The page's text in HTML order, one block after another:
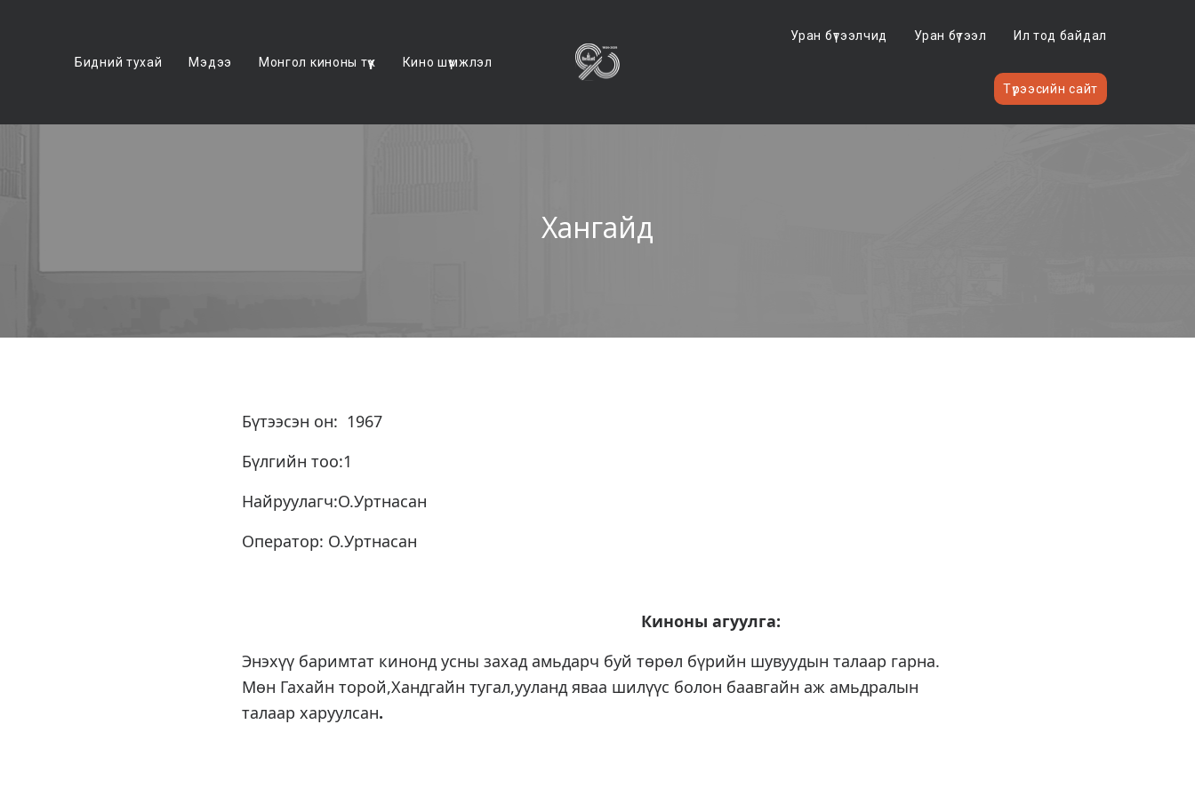
Бидний тухай Мэдээ Монгол киноны түүх Кино шүүмжлэл
Уран бүтээлчид Уран бүтээл Ил тод байдал
Түрээсийн сайт
Хангайд
Бүтээсэн он: 1967
Бүлгийн тоо:1
Найруулагч:О.Уртнасан
Оператор: О.Уртнасан
Киноны агуулга:
Энэхүү баримтат кинонд усны захад амьдарч буй төрөл бүрийн шувуудын талаар гарна.
Мөн Гахайн торой,Хандгайн тугал,ууланд яваа шилүүс болон баавгайн аж амьдралын
талаар харуулсан.